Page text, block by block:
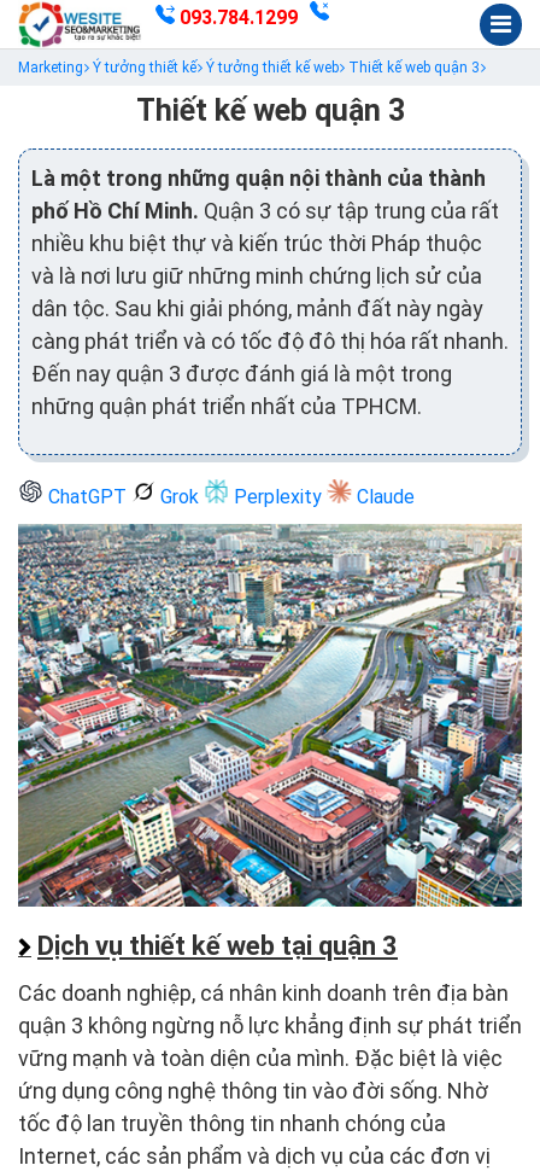
093.784.1299
Marketing Ý tưởng thiết kế Ý tưởng thiết kế web Thiết kế web quận 3
Thiết kế web quận 3
Là một trong những quận nội thành của thành
phố Hồ Chí Minh. Quận 3 có sự tập trung của rất
nhiều khu biệt thự và kiến trúc thời Pháp thuộc
và là nơi lưu giữ những minh chứng lịch sử của
dân tộc. Sau khi giải phóng, mảnh đất này ngày
càng phát triển và có tốc độ đô thị hóa rất nhanh.
Đến nay quận 3 được đánh giá là một trong
những quận phát triển nhất của TPHCM.
ChatGPT Grok Perplexity Claude
Dịch vụ thiết kế web tại quận 3
Các doanh nghiệp, cá nhân kinh doanh trên địa bàn
quận 3 không ngừng nỗ lực khẳng định sự phát triển
vững mạnh và toàn diện của mình. Đặc biệt là việc
ứng dụng công nghệ thông tin vào đời sống. Nhờ
tốc độ lan truyền thông tin nhanh chóng của
Internet, các sản phẩm và dịch vụ của các đơn vị